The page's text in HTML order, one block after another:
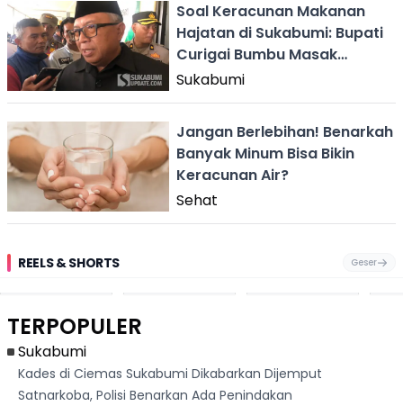
Soal Keracunan Makanan
Hajatan di Sukabumi: Bupati
Curigai Bumbu Masak
Kadaluarsa
Sukabumi
Jangan Berlebihan! Benarkah
Banyak Minum Bisa Bikin
Keracunan Air?
Sehat
REELS & SHORTS Geser
Festival Ekstrem
San Fermín,
Banteng
"Bang Messi"
TERPOPULER
Sukabumi
Kades di Ciemas Sukabumi Dikabarkan Dijemput
Satnarkoba, Polisi Benarkan Ada Penindakan